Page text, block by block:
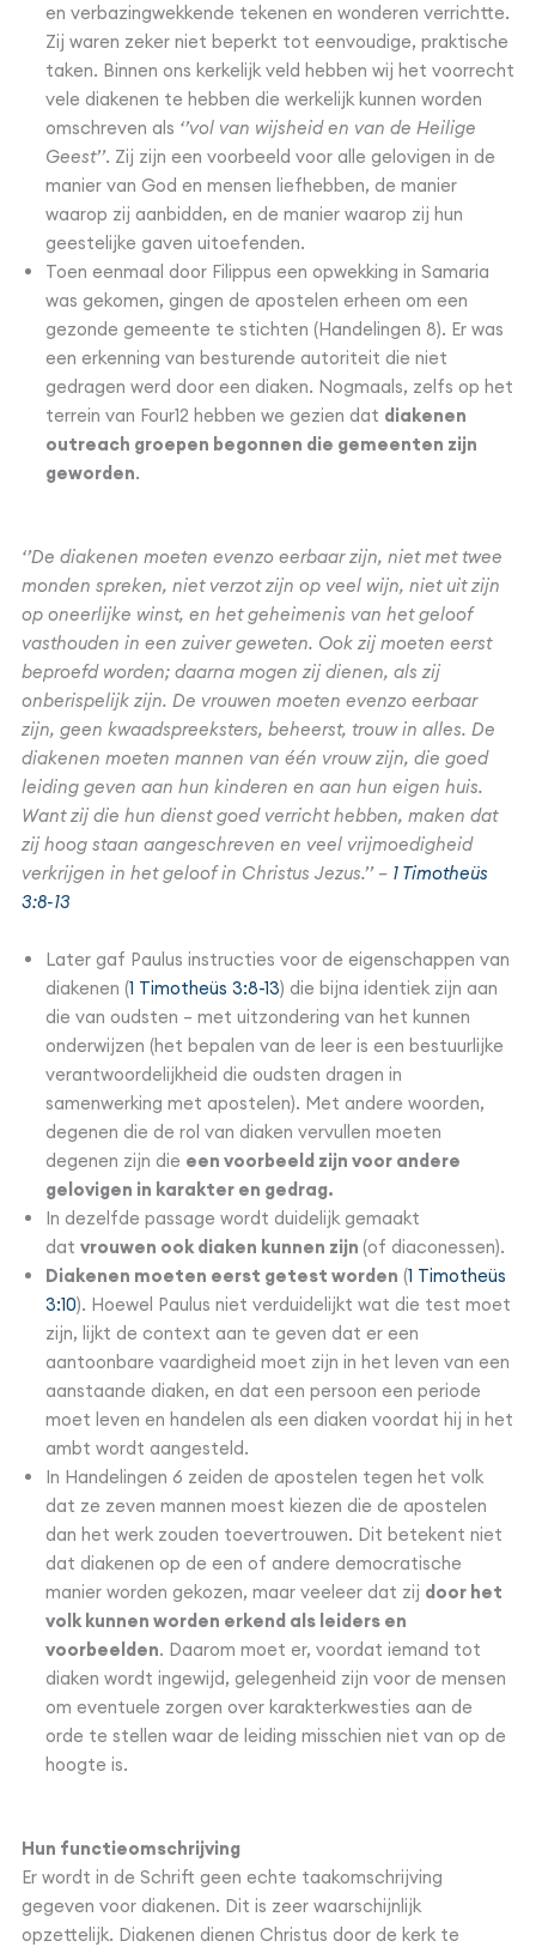
en verbazingwekkende tekenen en wonderen verrichtte.
Zij waren zeker niet beperkt tot eenvoudige, praktische
taken. Binnen ons kerkelijk veld hebben wij het voorrecht
vele diakenen te hebben die werkelijk kunnen worden
omschreven als ‘’vol van wijsheid en van de Heilige
Geest’’. Zij zijn een voorbeeld voor alle gelovigen in de
manier van God en mensen liefhebben, de manier
waarop zij aanbidden, en de manier waarop zij hun
geestelijke gaven uitoefenden.
Toen eenmaal door Filippus een opwekking in Samaria
was gekomen, gingen de apostelen erheen om een
gezonde gemeente te stichten (Handelingen 8). Er was
een erkenning van besturende autoriteit die niet
gedragen werd door een diaken. Nogmaals, zelfs op het
terrein van Four12 hebben we gezien dat diakenen
outreach groepen begonnen die gemeenten zijn
geworden.
‘’De diakenen moeten evenzo eerbaar zijn, niet met twee
monden spreken, niet verzot zijn op veel wijn, niet uit zijn
op oneerlijke winst, en het geheimenis van het geloof
vasthouden in een zuiver geweten. Ook zij moeten eerst
beproefd worden; daarna mogen zij dienen, als zij
onberispelijk zijn. De vrouwen moeten evenzo eerbaar
zijn, geen kwaadspreeksters, beheerst, trouw in alles. De
diakenen moeten mannen van één vrouw zijn, die goed
leiding geven aan hun kinderen en aan hun eigen huis.
Want zij die hun dienst goed verricht hebben, maken dat
zij hoog staan aangeschreven en veel vrijmoedigheid
verkrijgen in het geloof in Christus Jezus.’’ – 1 Timotheüs
3:8-13
Later gaf Paulus instructies voor de eigenschappen van
diakenen (1 Timotheüs 3:8-13) die bijna identiek zijn aan
die van oudsten – met uitzondering van het kunnen
onderwijzen (het bepalen van de leer is een bestuurlijke
verantwoordelijkheid die oudsten dragen in
samenwerking met apostelen). Met andere woorden,
degenen die de rol van diaken vervullen moeten
degenen zijn die een voorbeeld zijn voor andere
gelovigen in karakter en gedrag.
In dezelfde passage wordt duidelijk gemaakt
dat vrouwen ook diaken kunnen zijn (of diaconessen).
Diakenen moeten eerst getest worden (1 Timotheüs
3:10). Hoewel Paulus niet verduidelijkt wat die test moet
zijn, lijkt de context aan te geven dat er een
aantoonbare vaardigheid moet zijn in het leven van een
aanstaande diaken, en dat een persoon een periode
moet leven en handelen als een diaken voordat hij in het
ambt wordt aangesteld.
In Handelingen 6 zeiden de apostelen tegen het volk
dat ze zeven mannen moest kiezen die de apostelen
dan het werk zouden toevertrouwen. Dit betekent niet
dat diakenen op de een of andere democratische
manier worden gekozen, maar veeleer dat zij door het
volk kunnen worden erkend als leiders en
voorbeelden. Daarom moet er, voordat iemand tot
diaken wordt ingewijd, gelegenheid zijn voor de mensen
om eventuele zorgen over karakterkwesties aan de
orde te stellen waar de leiding misschien niet van op de
hoogte is.
Hun functieomschrijving
Er wordt in de Schrift geen echte taakomschrijving
gegeven voor diakenen. Dit is zeer waarschijnlijk
opzettelijk. Diakenen dienen Christus door de kerk te